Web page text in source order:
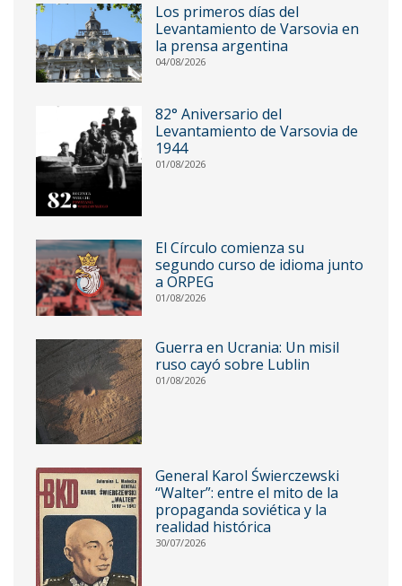
Los primeros días del
Levantamiento de Varsovia en
la prensa argentina
04/08/2026
82° Aniversario del
Levantamiento de Varsovia de
1944
01/08/2026
El Círculo comienza su
segundo curso de idioma junto
a ORPEG
01/08/2026
Guerra en Ucrania: Un misil
ruso cayó sobre Lublin
01/08/2026
General Karol Świerczewski
“Walter”: entre el mito de la
propaganda soviética y la
realidad histórica
30/07/2026